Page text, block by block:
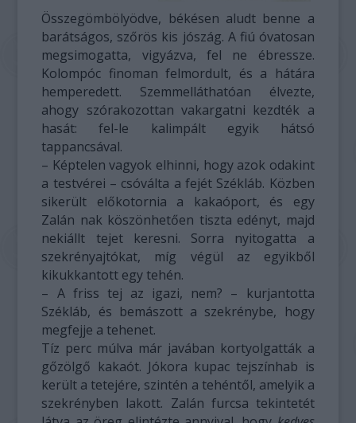
Összegömbölyödve, békésen aludt benne a
barátságos, szőrös kis jószág. A fiú óvatosan
megsimogatta, vigyázva, fel ne ébressze.
Kolompóc finoman felmordult, és a hátára
hemperedett. Szemmelláthatóan élvezte,
ahogy szórakozottan vakargatni kezdték a
hasát: fel-le kalimpált egyik hátsó
tappancsával.
– Képtelen vagyok elhinni, hogy azok odakint
a testvérei – csóválta a fejét Székláb. Közben
sikerült előkotornia a kakaóport, és egy
Zalán nak köszönhetően tiszta edényt, majd
nekiállt tejet keresni. Sorra nyitogatta a
szekrényajtókat, míg végül az egyikből
kikukkantott egy tehén.
– A friss tej az igazi, nem? – kurjantotta
Székláb, és bemászott a szekrénybe, hogy
megfejje a tehenet.
Tíz perc múlva már javában kortyolgatták a
gőzölgő kakaót. Jókora kupac tejszínhab is
került a tetejére, szintén a tehéntől, amelyik a
szekrényben lakott. Zalán furcsa tekintetét